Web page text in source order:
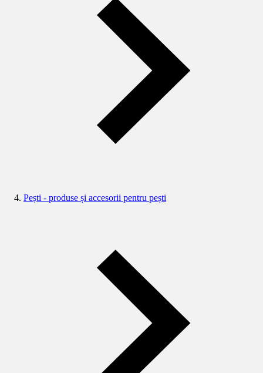
Pești - produse și accesorii pentru pești